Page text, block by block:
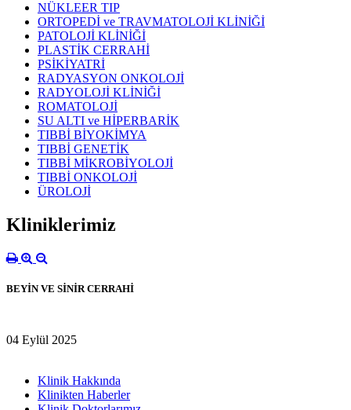
NÜKLEER TIP
ORTOPEDİ ve TRAVMATOLOJİ KLİNİĞİ
PATOLOJİ KLİNİĞİ
PLASTİK CERRAHİ
PSİKİYATRİ
RADYASYON ONKOLOJİ
RADYOLOJİ KLİNİĞİ
ROMATOLOJİ
SU ALTI ve HİPERBARİK
TIBBİ BİYOKİMYA
TIBBİ GENETİK
TIBBİ MİKROBİYOLOJİ
TIBBİ ONKOLOJİ
ÜROLOJİ
Kliniklerimiz
BEYİN VE SİNİR CERRAHİ
04 Eylül 2025
Klinik Hakkında
Klinikten Haberler